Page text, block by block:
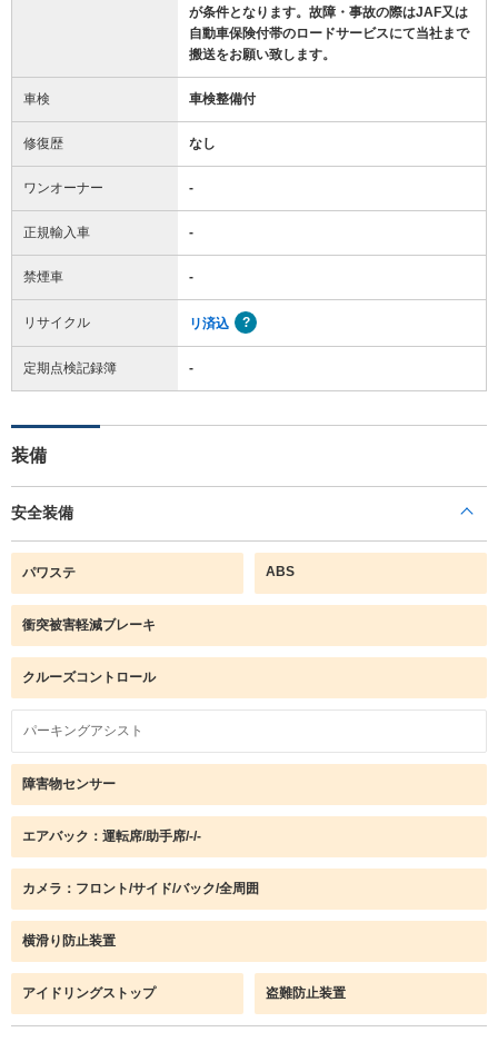
が条件となります。故障・事故の際はJAF又は
自動車保険付帯のロードサービスにて当社まで
搬送をお願い致します。
車検 車検整備付
修復歴 なし
ワンオーナー -
正規輸入車 -
禁煙車 -
リサイクル リ済込
定期点検記録簿 -
装備
安全装備
パワステ ABS
衝突被害軽減ブレーキ
クルーズコントロール
パーキングアシスト
障害物センサー
エアバック：運転席/助手席/-/-
カメラ：フロント/サイド/バック/全周囲
横滑り防止装置
アイドリングストップ 盗難防止装置